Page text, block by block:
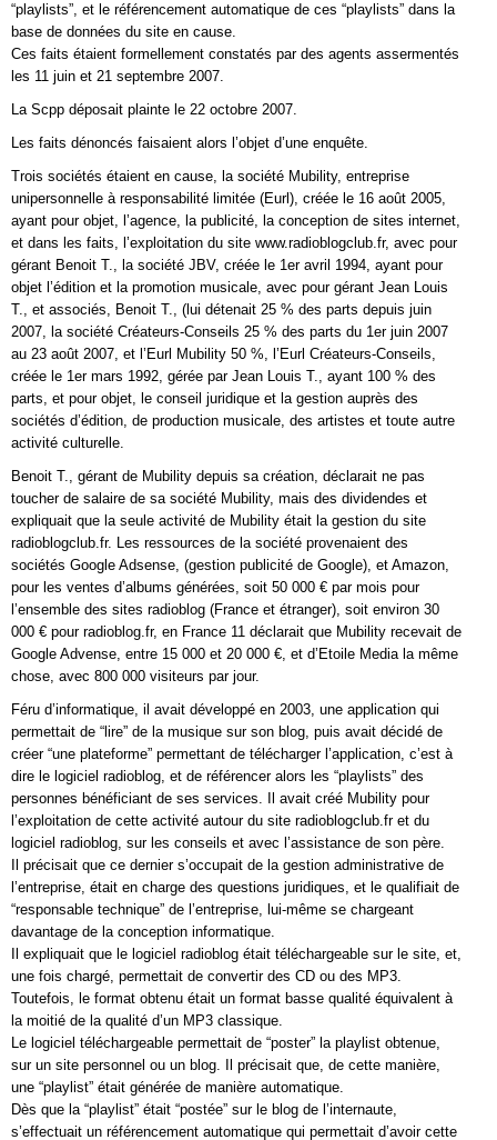
“playlists”, et le référencement automatique de ces “playlists” dans la
base de données du site en cause.
Ces faits étaient formellement constatés par des agents assermentés
les 11 juin et 21 septembre 2007.
La Scpp déposait plainte le 22 octobre 2007.
Les faits dénoncés faisaient alors l’objet d’une enquête.
Trois sociétés étaient en cause, la société Mubility, entreprise
unipersonnelle à responsabilité limitée (Eurl), créée le 16 août 2005,
ayant pour objet, l’agence, la publicité, la conception de sites internet,
et dans les faits, l’exploitation du site www.radioblogclub.fr, avec pour
gérant Benoit T., la société JBV, créée le 1er avril 1994, ayant pour
objet l’édition et la promotion musicale, avec pour gérant Jean Louis
T., et associés, Benoit T., (lui détenait 25 % des parts depuis juin
2007, la société Créateurs-Conseils 25 % des parts du 1er juin 2007
au 23 août 2007, et l’Eurl Mubility 50 %, l’Eurl Créateurs-Conseils,
créée le 1er mars 1992, gérée par Jean Louis T., ayant 100 % des
parts, et pour objet, le conseil juridique et la gestion auprès des
sociétés d’édition, de production musicale, des artistes et toute autre
activité culturelle.
Benoit T., gérant de Mubility depuis sa création, déclarait ne pas
toucher de salaire de sa société Mubility, mais des dividendes et
expliquait que la seule activité de Mubility était la gestion du site
radioblogclub.fr. Les ressources de la société provenaient des
sociétés Google Adsense, (gestion publicité de Google), et Amazon,
pour les ventes d’albums générées, soit 50 000 € par mois pour
l’ensemble des sites radioblog (France et étranger), soit environ 30
000 € pour radioblog.fr, en France 11 déclarait que Mubility recevait de
Google Advense, entre 15 000 et 20 000 €, et d’Etoile Media la même
chose, avec 800 000 visiteurs par jour.
Féru d’informatique, il avait développé en 2003, une application qui
permettait de “lire” de la musique sur son blog, puis avait décidé de
créer “une plateforme” permettant de télécharger l’application, c’est à
dire le logiciel radioblog, et de référencer alors les “playlists” des
personnes bénéficiant de ses services. Il avait créé Mubility pour
l’exploitation de cette activité autour du site radioblogclub.fr et du
logiciel radioblog, sur les conseils et avec l’assistance de son père.
Il précisait que ce dernier s’occupait de la gestion administrative de
l’entreprise, était en charge des questions juridiques, et le qualifiait de
“responsable technique” de l’entreprise, lui-même se chargeant
davantage de la conception informatique.
Il expliquait que le logiciel radioblog était téléchargeable sur le site, et,
une fois chargé, permettait de convertir des CD ou des MP3.
Toutefois, le format obtenu était un format basse qualité équivalent à
la moitié de la qualité d’un MP3 classique.
Le logiciel téléchargeable permettait de “poster” la playlist obtenue,
sur un site personnel ou un blog. Il précisait que, de cette manière,
une “playlist” était générée de manière automatique.
Dès que la “playlist” était “postée” sur le blog de l’internaute,
s’effectuait un référencement automatique qui permettait d’avoir cette